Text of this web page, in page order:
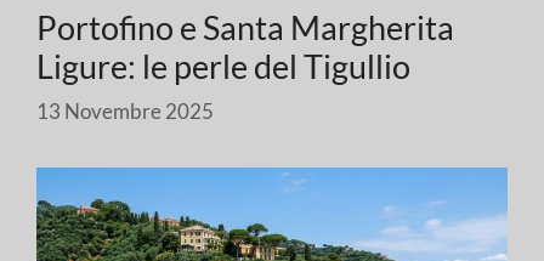
Portofino e Santa Margherita
Ligure: le perle del Tigullio
13 Novembre 2025